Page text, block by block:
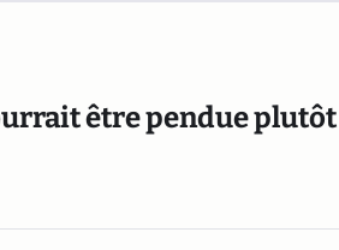
être pendue